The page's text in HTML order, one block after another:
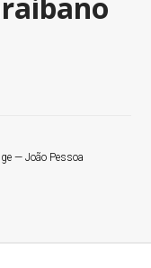
— João Pessoa